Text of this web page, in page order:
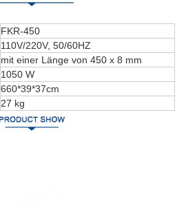
FKR-450
110V/220V, 50/60HZ
mit einer Länge von 450 x 8 mm
1050 W
660*39*37cm
27 kg